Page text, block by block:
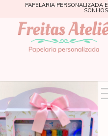
PAPELARIA PERSONALIZADA